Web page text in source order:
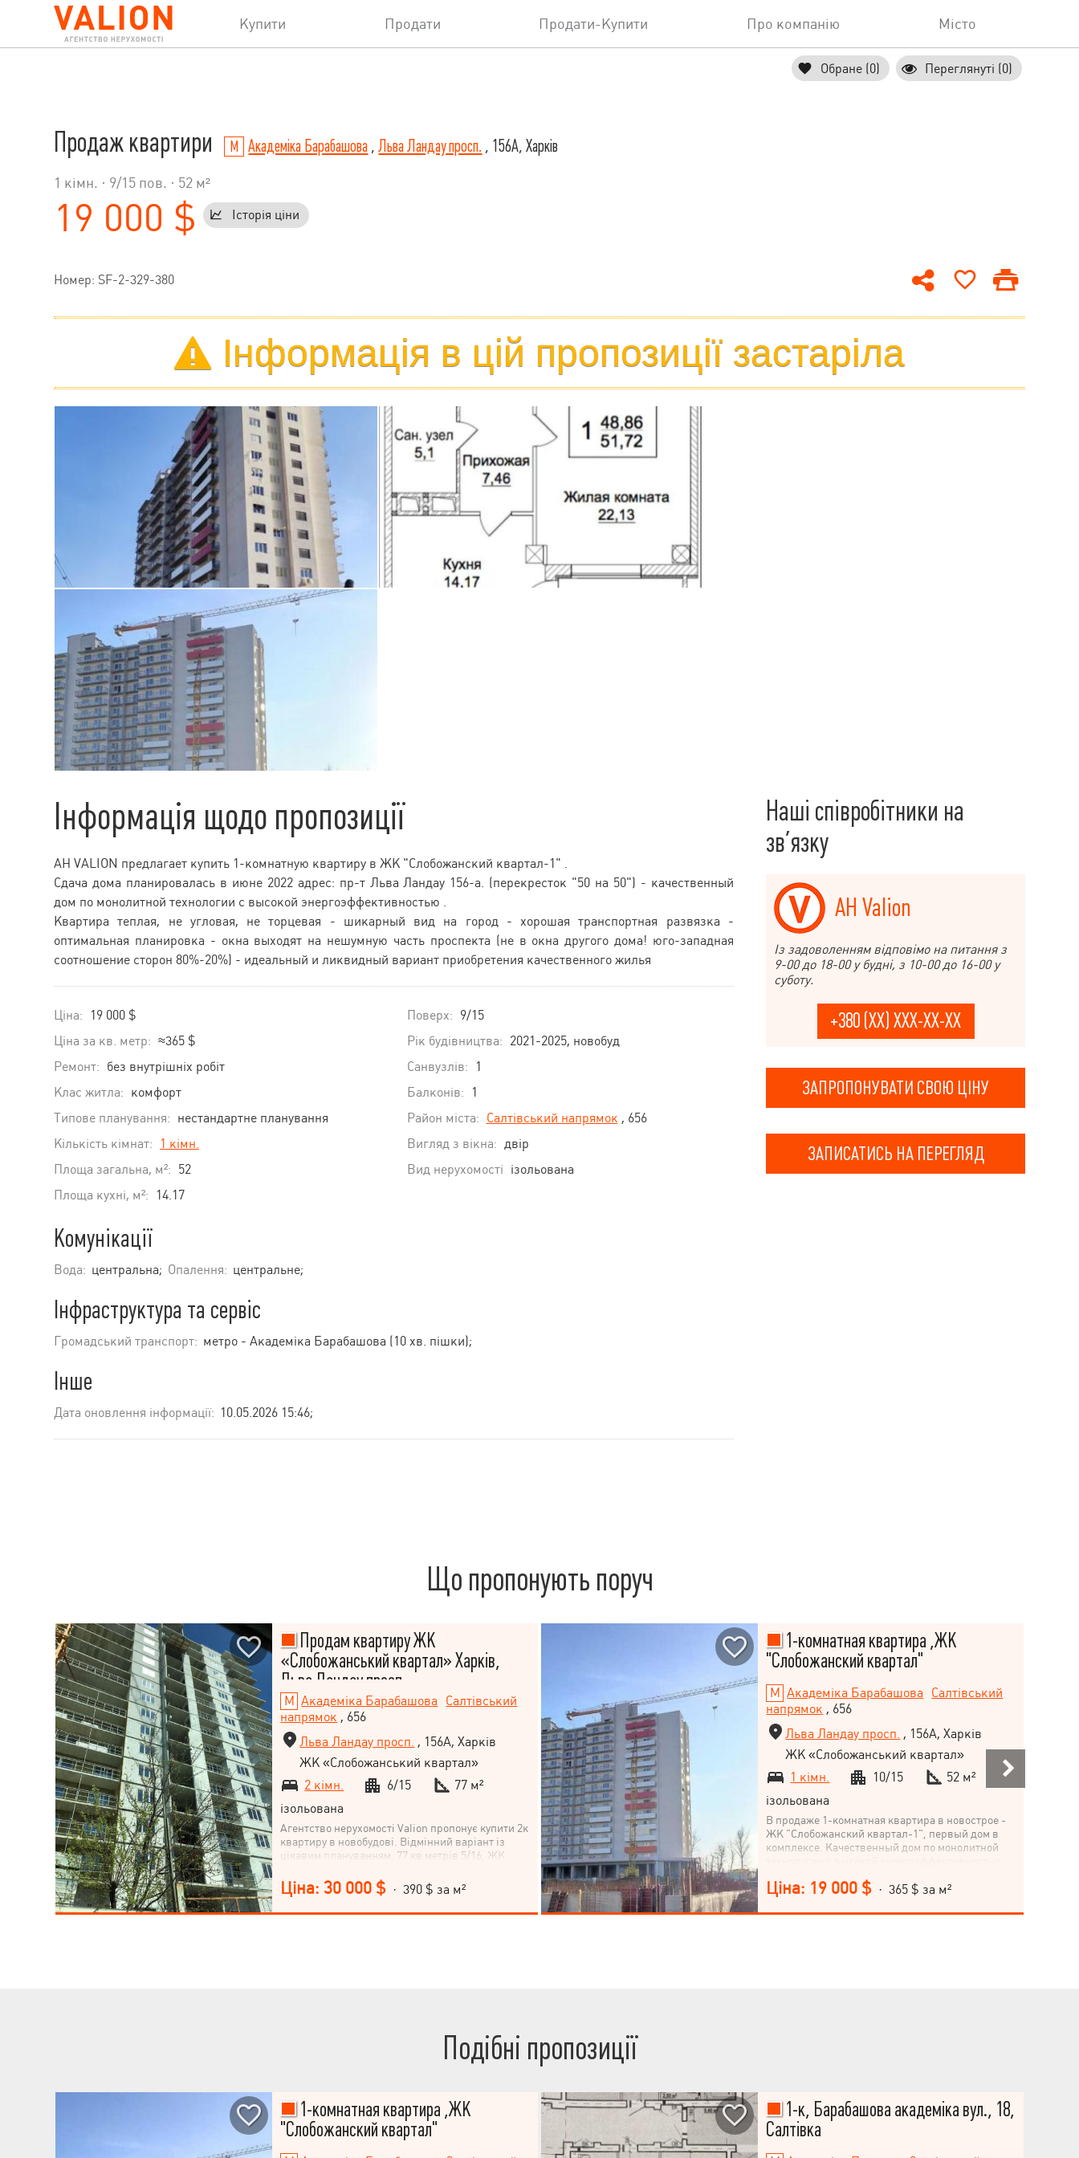
Купити Продати Продати-Купити Про компанію Місто
Обране (0) Переглянуті (0)
Продаж квартири Академіка Барабашова ,Льва Ландау просп. , 156А, Харків
1 кімн. · 9/15 пов. · 52 м²
19 000 $ Історія ціни
Номер: SF-2-329-380
Інформація в цій пропозиції застаріла
Інформація щодо пропозиції
АН VALION предлагает купить 1-комнатную квартиру в ЖК "Слобожанский квартал-1" .
Сдача дома планировалась в июне 2022 адрес: пр-т Льва Ландау 156-а. (перекресток "50 на 50") - качественный
дом по монолитной технологии с высокой энергоэффективностью .
Квартира теплая, не угловая, не торцевая - шикарный вид на город - хорошая транспортная развязка -
оптимальная планировка - окна выходят на нешумную часть проспекта (не в окна другого дома! юго-западная
соотношение сторон 80%-20%) - идеальный и ликвидный вариант приобретения качественного жилья
Ціна:
19 000 $
Ціна за кв. метр: ≈365 $
Ремонт: без внутрішніх робіт
Клас житла: комфорт
Типове планування: нестандартне планування
Кількість кімнат:
1 кімн.
Площа загальна, м²: 52
Площа кухні, м²:
14.17
Поверх: 9/15
Рік будівництва: 2021-2025, новобуд
Санвузлів:
1
Балконів:
1
Район міста: Салтівський напрямок , 656
Вигляд з вікна: двір
Вид нерухомості ізольована
Комунікації
Вода: центральна; Опалення: центральне;
Інфраструктура та сервіс
Громадський транспорт: метро - Академіка Барабашова (10 хв. пішки);
Інше
Дата оновлення інформації: 10.05.2026 15:46;
Наші співробітники на
зв’язку
АН Valion
Із задоволенням відповімо на питання з
9-00 до 18-00 у будні, з 10-00 до 16-00 у
суботу.
+380 (XX) XXX-XX-XX
ЗАПРОПОНУВАТИ СВОЮ ЦІНУ
ЗАПИСАТИСЬ НА ПЕРЕГЛЯД
Що пропонують поруч
Продам квартиру ЖК
«Слобожанський квартал» Харків,
Льва Ландау просп.
Академіка Барабашова
Салтівський
напрямок , 656
Льва Ландау просп. , 156А, Харків
ЖК «Слобожанський квартал»
2 кімн.
6/15
77 м²
ізольована
Агентство нерухомості Valion пропонує купити 2к
квартиру в новобудові. Відмінний варіант із
цікавим плануванням, 77 кв метрів 5/16, ЖК
Ціна: 30 000 $ · 390 $ за м²
1-комнатная квартира ,ЖК
"Слобожанский квартал"
Академіка Барабашова
Салтівський
напрямок , 656
Льва Ландау просп. , 156А, Харків
ЖК «Слобожанський квартал»
1 кімн.
10/15
52 м²
ізольована
В продаже 1-комнатная квартира в новострое -
ЖК "Слобожанский квартал-1", первый дом в
комплексе. Качественный дом по монолитной
Шикарный вид на город, хорошая транспортная
развязка, разумная планировка, окна выходят
на нешумную часть проспекта (юго-западная
Ціна: 19 000 $ · 365 $ за м²
Подібні пропозиції
1-комнатная квартира ,ЖК
"Слобожанский квартал"
1-к, Барабашова академіка вул., 18,
Салтівка